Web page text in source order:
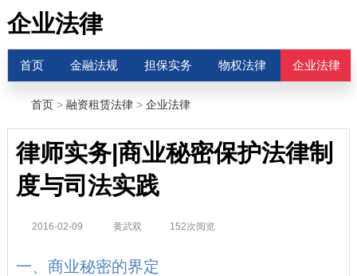
企业法律
首页 金融法规 担保实务 物权法律 企业法律
首页> 融资租赁法律> 企业法律
律师实务|商业秘密保护法律制
度与司法实践
2016-02-09 黄武双 152次阅览
一、商业秘密的界定